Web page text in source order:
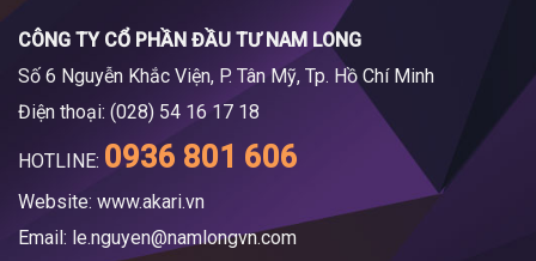
CÔNG TY CỔ PHẦN ĐẦU TƯ NAM LONG
Số 6 Nguyễn Khắc Viện, P. Tân Mỹ, Tp. Hồ Chí Minh
Điện thoại: (028) 54 16 17 18
HOTLINE: 0936 801 606
Website: www.akari.vn
Email: le.nguyen@namlongvn.com